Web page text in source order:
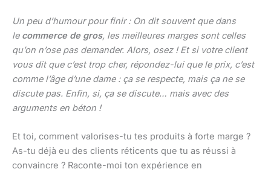
Un peu d’humour pour finir : On dit souvent que dans
le commerce de gros, les meilleures marges sont celles
qu’on n’ose pas demander. Alors, osez ! Et si votre client
vous dit que c’est trop cher, répondez-lui que le prix, c’est
comme l’âge d’une dame : ça se respecte, mais ça ne se
discute pas. Enfin, si, ça se discute… mais avec des
arguments en béton !
Et toi, comment valorises-tu tes produits à forte marge ?
As-tu déjà eu des clients réticents que tu as réussi à
convaincre ? Raconte-moi ton expérience en